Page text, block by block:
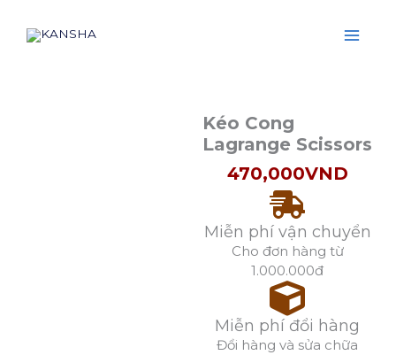
Kéo Cong
Lagrange Scissors
470,000VND
Miễn phí vận chuyển
Cho đơn hàng từ
1.000.000đ
Miễn phí đổi hàng
Đổi hàng và sửa chữa
lượng